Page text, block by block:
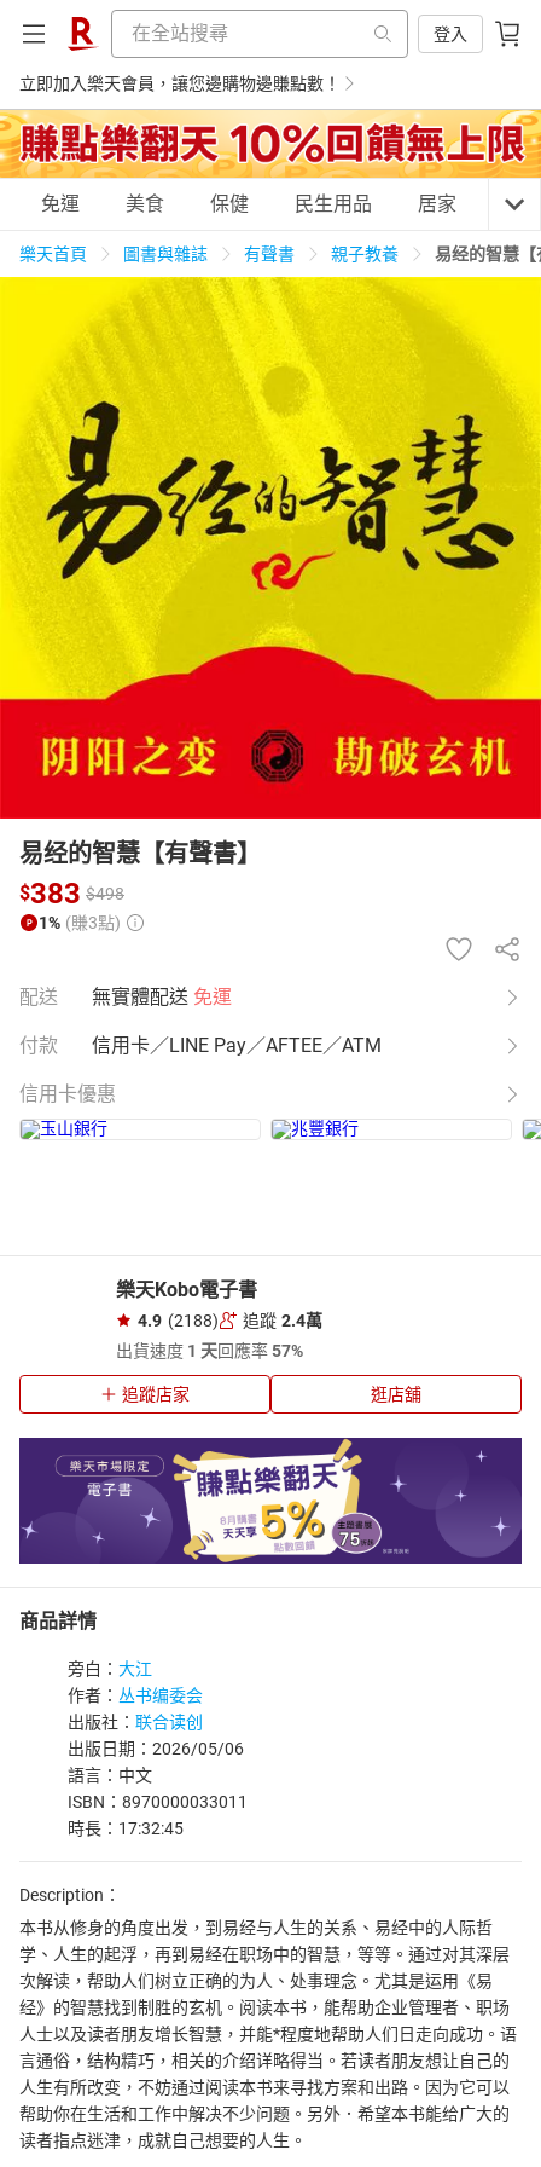
登入
立即加入樂天會員，讓您邊購物邊賺點數！
購物網分類
天天免運 美食蛋糕 養生保健 民生用品
居家生活 運動休閒 親子玩具
女裝 男裝 化妝保養 情趣用品
日本購物
免運 美食 保健 民生用品 居家 3C
樂天首頁 圖書與雜誌 有聲書 親子教養 易经的智慧【
易经的智慧【有聲書】
$383 $498
1% (賺3點)
配送 無實體配送 免運
付款 信用卡／LINE Pay／AFTEE／ATM
信用卡優惠
樂天Kobo電子書
4.9 (2188) 追蹤 2.4萬
出貨速度 1 天回應率57%
追蹤店家 逛店舖
商品詳情
旁白： 大江
作者： 丛书编委会
出版社： 联合读创
出版日期：2026/05/06
語言：中文
ISBN：8970000033011
時長：17:32:45
Description：
本书从修身的角度出发，到易经与人生的关系、易经中的人际哲
学、人生的起浮，再到易经在职场中的智慧，等等。通过对其深层
次解读，帮助人们树立正确的为人、处事理念。尤其是运用《易
经》的智慧找到制胜的玄机。阅读本书，能帮助企业管理者、职场
人士以及读者朋友增长智慧，并能*程度地帮助人们日走向成功。语
言通俗，结构精巧，相关的介绍详略得当。若读者朋友想让自己的
人生有所改变，不妨通过阅读本书来寻找方案和出路。因为它可以
帮助你在生活和工作中解决不少问题。另外．希望本书能给广大的
读者指点迷津，成就自己想要的人生。